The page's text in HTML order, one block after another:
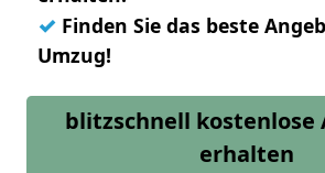
✓ Finden Sie das beste
Umzug!
blitzschnell kostenlose
erhalten